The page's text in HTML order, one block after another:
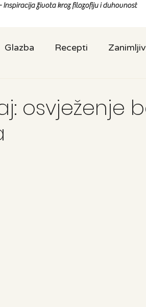
Inspiracija života kroz filozofiju i duhovnost
Glazba Recepti
osvježenje